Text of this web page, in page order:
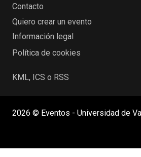
Contacto
Quiero crear un evento
Información legal
Política de cookies
KML, ICS o RSS
2026 © Eventos - Universidad de